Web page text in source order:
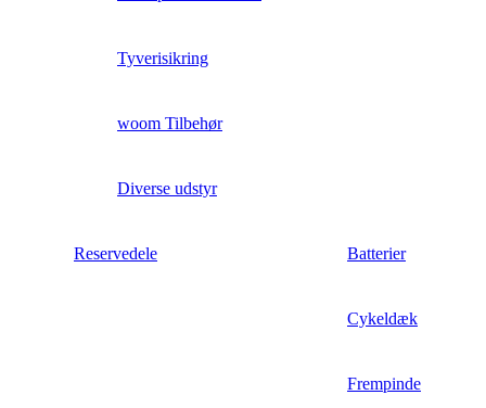
Tyverisikring
woom Tilbehør
Diverse udstyr
Reservedele Batterier
Cykeldæk
Frempinde